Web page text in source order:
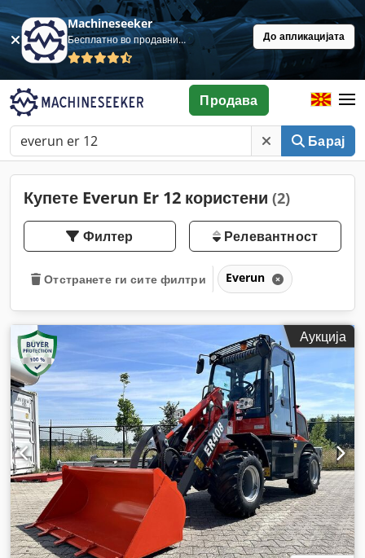
Machineseeker
Бесплатно во продавница До апликацијата
Барај
Продава
Купете Everun Er 12 користени (2)
Филтер Релевантност
Отстранете ги сите филтри Everun
Аукција